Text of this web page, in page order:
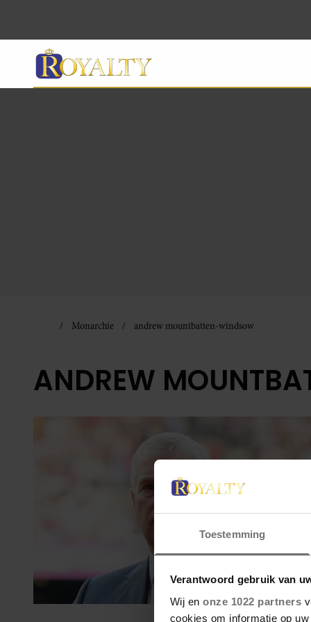
Toestemming
Verantwoord gebruik van
Wij en onze 1022 partners
cookies om informatie op
Monarchie andrew mountbatten-windsow
ANDREW